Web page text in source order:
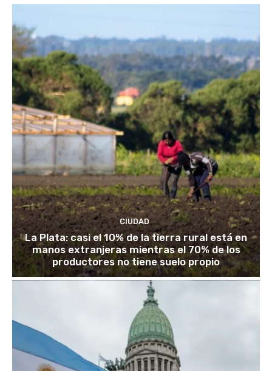
CIUDAD
La Plata: casi el 10% de la tierra rural está en
manos extranjeras mientras el 70% de los
productores no tiene suelo propio